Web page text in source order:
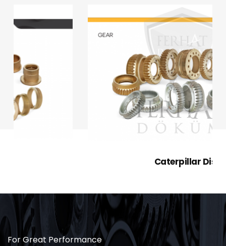
sanayisinde ve iş makinelerinde kullanılmakta
olan Caterpillar ve Komatsu iş makinaları
parçaları, Ağır Sanayi Otomotiv Sektöründe
Kullanılan Dişliler, Asansör Vinç Redüktör, Dişliler
ve Sonsuz Vidalar, Renault Kamyon Yedek
Parçaları, Bronz Dişliler ve Alüminyum Dişliler,
Alüminyum Bronz Döküm Dişliler, Asansör
Dişlileri, Tarım Makinaları Dişlileri, Tekstil
Makinaları Parçaları, Redüktör Dişliler, Özel
İmalat Burç ve Yataklar, Sonsuz Vida, Sera
Redüktörü ve Sfero Döküm ve Dişlilerinin
imalatını yapmaktayız.
For Great Performance